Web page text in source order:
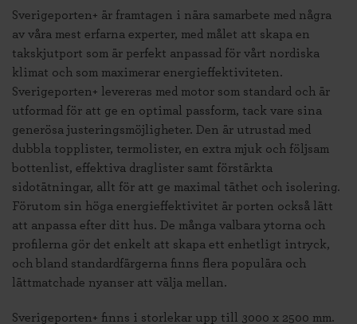
Sverigeporten+ är framtagen i nära samarbete med några
av våra mest erfarna experter, med målet att skapa en
takskjutport som är perfekt anpassad för vårt nordiska
klimat och som maximerar energieffektiviteten.
Sverigeporten+ levereras med motor som standard och är
utformad för att ge en optimal passform, tack vare sina
generösa justeringsmöjligheter. Den är utrustad med
dubbla topplister, termolister, en extra mjuk och följsam
bottenlist, effektiva draglister samt förstärkta
sidotätningar, allt för att ge maximal täthet och isolering.
Förutom sin höga energieffektivitet är porten också lätt
att anpassa efter ditt hus. De många valbara ytorna och
profilerna gör det enkelt att skapa ett enhetligt intryck,
och bland standardfärgerna finns flera populära och
lättmatchade nyanser att välja mellan.
Sverigeporten+ finns i storlekar upp till 3000 x 2500 mm.